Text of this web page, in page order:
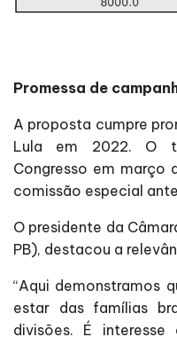
Promessa de
A proposta cumpre
Lula em 2022. O
Congresso em março
comissão especial
O presidente da
PB), destacou a
“Aqui demonstramos
estar das famílias
divisões. É